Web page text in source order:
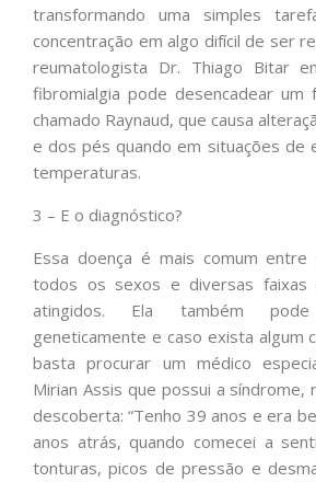
transformando uma simples
concentração em algo difícil de ser
reumatologista Dr. Thiago Bitar
fibromialgia pode desencadear um
chamado Raynaud, que causa
e dos pés quando em situações de
temperaturas.
3 – E o diagnóstico?
Essa doença é mais comum entre
todos os sexos e diversas faixas
atingidos. Ela também
geneticamente e caso exista algum
basta procurar um médico
Mirian Assis que possui a síndrome,
descoberta: “Tenho 39 anos e era
anos atrás, quando comecei a
tonturas, picos de pressão e